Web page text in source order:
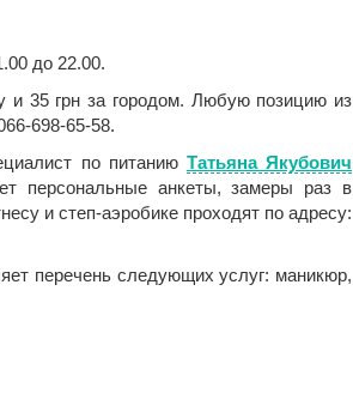
до 22.00.
и 35 грн за городом. Любую позицию из
698-65-58.
по питанию Татьяна Якубович
персональные анкеты, замеры раз в
и степ-аэробике проходят по адресу:
перечень следующих услуг: маникюр,